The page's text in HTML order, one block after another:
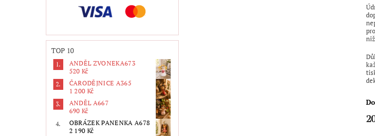
TOP 10
ANDĚL ZVONEKA673
520 Kč
ČARODĚJNICE A365
1 200 Kč
ANDĚL A667
690 Kč
OBRÁZEK PANENKA A678
2 190 Kč